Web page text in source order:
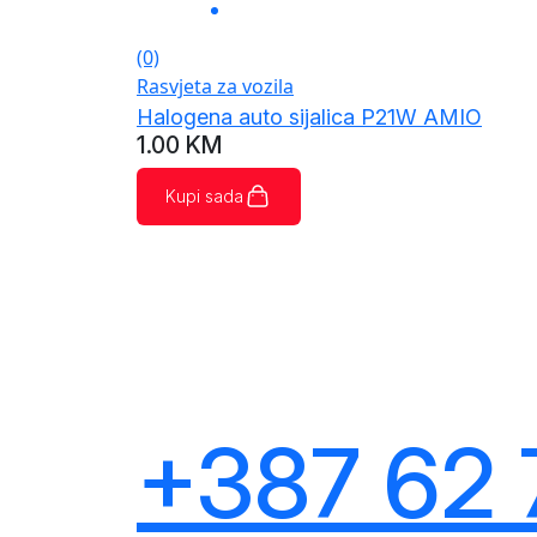
(0)
Rasvjeta za vozila
Halogena auto sijalica P21W AMIO
1.00 KM
Kupi sada
+387 62